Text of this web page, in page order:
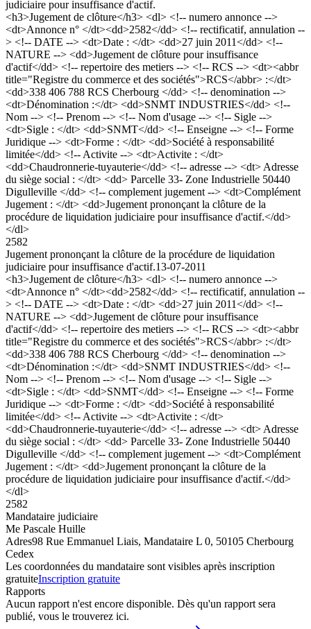
judiciaire pour insuffisance d'actif.
<h3>Jugement de clôture</h3> <dl> <!-- numero annonce -->
<dt>Annonce n° </dt><dd>2582</dd> <!-- rectificatif, annulation --
> <!-- DATE --> <dt>Date : </dt> <dd>27 juin 2011</dd> <!--
NATURE --> <dd>Jugement de clôture pour insuffisance
d'actif</dd> <!-- repertoire des metiers --> <!-- RCS --> <dt><abbr
title="Registre du commerce et des sociétés">RCS</abbr> :</dt>
<dd>338 406 788 RCS Cherbourg </dd> <!-- denomination -->
<dt>Dénomination :</dt> <dd>SNMT INDUSTRIES</dd> <!--
Nom --> <!-- Prenom --> <!-- Nom d'usage --> <!-- Sigle -->
<dt>Sigle : </dt> <dd>SNMT</dd> <!-- Enseigne --> <!-- Forme
Juridique --> <dt>Forme : </dt> <dd>Société à responsabilité
limitée</dd> <!-- Activite --> <dt>Activite : </dt>
<dd>Chaudronnerie-tuyauterie</dd> <!-- adresse --> <dt> Adresse
du siège social : </dt> <dd> Parcelle 33- Zone Industrielle 50440
Digulleville </dd> <!-- complement jugement --> <dt>Complément
Jugement : </dt> <dd>Jugement prononçant la clôture de la
procédure de liquidation judiciaire pour insuffisance d'actif.</dd>
</dl>
2582
Jugement prononçant la clôture de la procédure de liquidation
judiciaire pour insuffisance d'actif.13-07-2011
<h3>Jugement de clôture</h3> <dl> <!-- numero annonce -->
<dt>Annonce n° </dt><dd>2582</dd> <!-- rectificatif, annulation --
> <!-- DATE --> <dt>Date : </dt> <dd>27 juin 2011</dd> <!--
NATURE --> <dd>Jugement de clôture pour insuffisance
d'actif</dd> <!-- repertoire des metiers --> <!-- RCS --> <dt><abbr
title="Registre du commerce et des sociétés">RCS</abbr> :</dt>
<dd>338 406 788 RCS Cherbourg </dd> <!-- denomination -->
<dt>Dénomination :</dt> <dd>SNMT INDUSTRIES</dd> <!--
Nom --> <!-- Prenom --> <!-- Nom d'usage --> <!-- Sigle -->
<dt>Sigle : </dt> <dd>SNMT</dd> <!-- Enseigne --> <!-- Forme
Juridique --> <dt>Forme : </dt> <dd>Société à responsabilité
limitée</dd> <!-- Activite --> <dt>Activite : </dt>
<dd>Chaudronnerie-tuyauterie</dd> <!-- adresse --> <dt> Adresse
du siège social : </dt> <dd> Parcelle 33- Zone Industrielle 50440
Digulleville </dd> <!-- complement jugement --> <dt>Complément
Jugement : </dt> <dd>Jugement prononçant la clôture de la
procédure de liquidation judiciaire pour insuffisance d'actif.</dd>
</dl>
2582
Mandataire judiciaire
Me Pascale Huille
Adres98 Rue Emmanuel Liais, Mandataire L 0, 50105 Cherbourg
Cedex
Les coordonnées du mandataire sont visibles après inscription
gratuiteInscription gratuite
Rapports
Aucun rapport n'est encore disponible. Dès qu'un rapport sera
publié, vous le trouverez ici.